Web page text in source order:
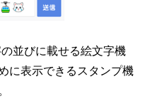
並びに載せる絵文字機
に表示できるスタンプ機